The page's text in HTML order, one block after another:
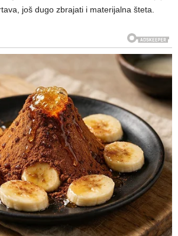
još dugo zbrajati i materijalna šteta.